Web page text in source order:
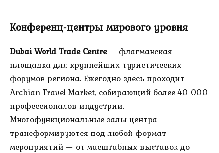
Конференц-центры мирового уровня
Dubai World Trade Centre— флагманская
площадка для крупнейших туристических
форумов региона. Ежегодно здесь проходит
Arabian Travel Market, собирающий более 40 000
профессионалов индустрии.
Многофункциональные залы центра
трансформируются под любой формат
мероприятий — от масштабных выставок до